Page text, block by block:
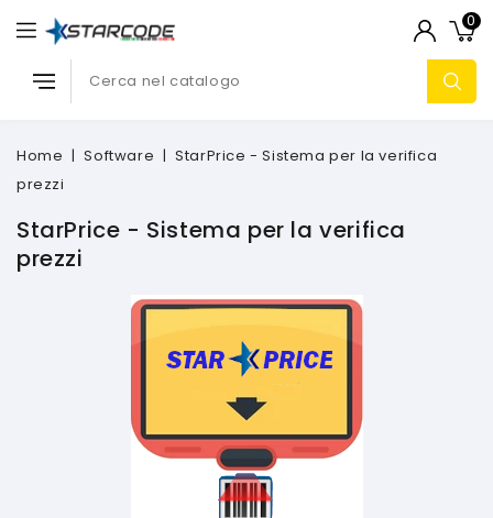
0
Home Software
StarPrice - Sistema per la verifica
prezzi
StarPrice - Sistema per la verifica
prezzi